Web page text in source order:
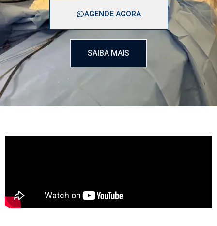
AGENDE AGORA
SAIBA MAIS